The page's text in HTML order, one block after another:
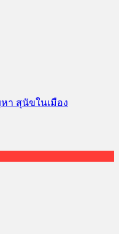
า สุนัขในเมือง